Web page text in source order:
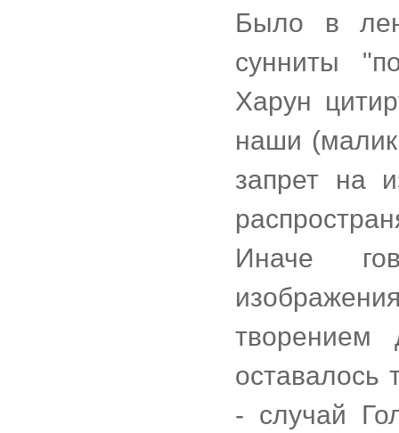
Было в
сунниты
Харун
наши
запрет на
Иначе
оставалось
- случай